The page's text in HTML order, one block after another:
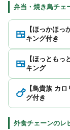
弁当・焼き鳥チェ
🍱 【ほっかほ
キング付き
🍱 【ほっとも
キング
🍗 【鳥貴族 カ
グ付き
外食チェーンのレ